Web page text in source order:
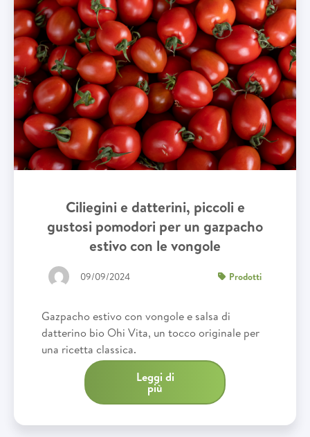
Ciliegini e datterini, piccoli e
gustosi pomodori per un gazpacho
estivo con le vongole
09/09/2024 Prodotti
Gazpacho estivo con vongole e salsa di
datterino bio Ohi Vita, un tocco originale per
una ricetta classica.
Leggi di
più